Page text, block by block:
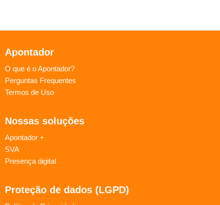
Apontador
O que é o Apontador?
Perguntas Frequentes
Termos de Uso
Nossas soluções
Apontador +
SVA
Presença digital
Proteção de dados (LGPD)